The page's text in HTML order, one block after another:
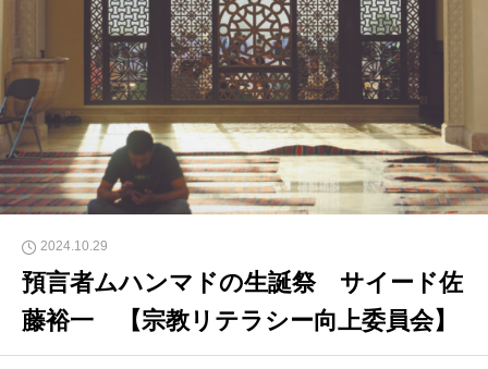
2024.10.29
預言者ムハンマドの生誕祭 サイード佐
藤裕一 【宗教リテラシー向上委員会】